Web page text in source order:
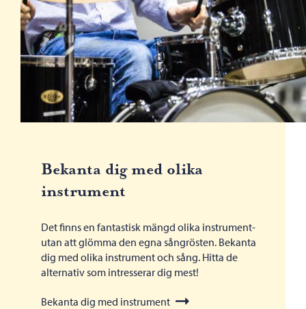
Bekanta dig med olika
instrument
Det finns en fantastisk mängd olika instrument-
utan att glömma den egna sångrösten. Bekanta
dig med olika instrument och sång. Hitta de
alternativ som intresserar dig mest!
Bekanta dig med instrument